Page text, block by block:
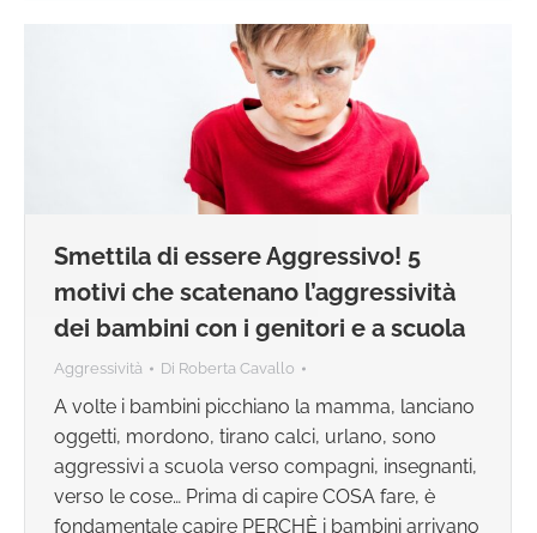
Smettila di essere Aggressivo! 5
motivi che scatenano l’aggressività
dei bambini con i genitori e a scuola
Aggressività Di Roberta Cavallo
A volte i bambini picchiano la mamma, lanciano
oggetti, mordono, tirano calci, urlano, sono
aggressivi a scuola verso compagni, insegnanti,
verso le cose… Prima di capire COSA fare, è
fondamentale capire PERCHÈ i bambini arrivano